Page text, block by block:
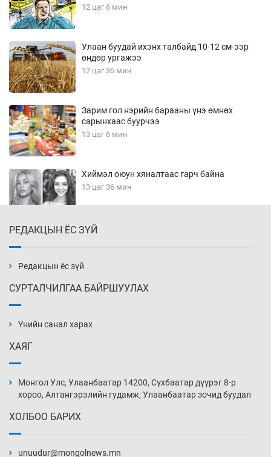
12 цаг 6 мин
Улаан буудай ихэнх талбайд 10-12 см-ээр
өндөр ургажээ
12 цаг 36 мин
Зарим гол нэрийн барааны үнэ өмнөх
сарынхаас буурчээ
13 цаг 6 мин
Хиймэл оюун хяналтаас гарч байна
13 цаг 36 мин
14 цаг 6 мин
нэмэгджээ
14 цаг 36 мин
15 цаг 6 мин
РЕДАКЦЫН ЁС ЗҮЙ
Редакцын ёс зүй
СУРТАЛЧИЛГАА БАЙРШУУЛАХ
Үнийн санал харах
ХАЯГ
Монгол Улс, Улаанбаатар 14200, Сүхбаатар дүүрэг 8-р
хороо, Алтангэрэлийн гудамж, Улаанбаатар зочид буудал
ХОЛБОО БАРИХ
unuudur@mongolnews.mn